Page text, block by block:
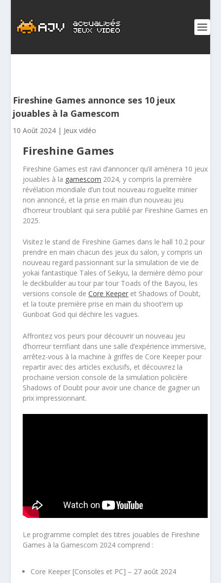
Fireshine Games annonce ses 10 jeux
jouables à la Gamescom
10 Août 2024 | Jeux vidéo
Fireshine Games
Fireshine Games est ravi d’annoncer qu’il amènera 10 jeux
jouables à la gamescom 2024, y compris la première
révélation mondiale d’un tout nouveau roguelite minier
non annoncé, et la prise en main d’un nouveau jeu
d’horreur troublant qui sera publié par Fireshine Games en
2025.
Visitez le stand de Fireshine Games dans le hall 10.2 pour
prendre en main chacun des jeux du salon, y compris un
nouveau regard passionnant sur la simulation de vie de
yokai fantastique Tales of Seikyu, la dernière démo pour
le deckbuilder au tour par tour Toads of the Bayou, les
versions console deCore Keeper et Shadows of Doubt,
et la toute première prise en main du shoot’em up
Gunboat God qui déchire les vagues.
Affrontez vos peurs pour découvrir un nouveau jeu
d’horreur terrifiant dans une salle d’expérience immersive,
arrêtez-vous à la machine à griffes de Core Keeper pour
repartir avec des articles exclusifs, et découvrez la
prochaine version console de la simulation policière
Shadows of Doubt pour avoir une chance de gagner un
prix impressionnant.
Le programme complet des titres jouables de Fireshine
Games à la Gamescom 2024 comprend :
Core Keeper [Consoles et PC] – 27 août 2024